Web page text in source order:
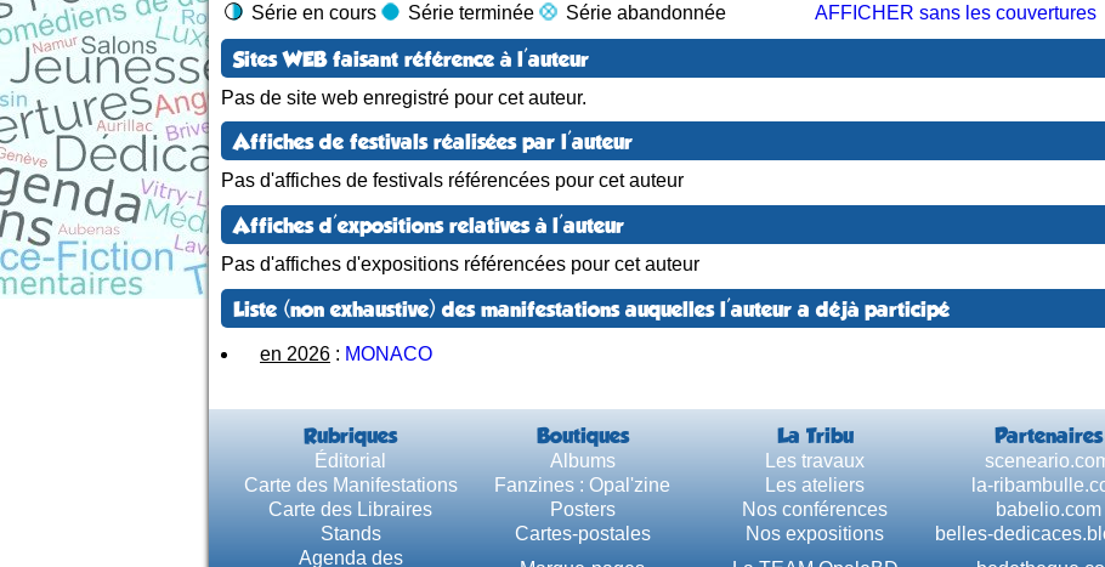
Série en cours Série terminée Série abandonnée AFFICHER sans les couvertures
Sites WEB faisant référence à l'auteur
Pas de site web enregistré pour cet auteur.
Affiches de festivals réalisées par l'auteur
Pas d'affiches de festivals référencées pour cet auteur
Affiches d'expositions relatives à l'auteur
Pas d'affiches d'expositions référencées pour cet auteur
Liste (non exhaustive) des manifestations auquelles l'auteur a déjà participé
en 2026 : MONACO
Rubriques Boutiques La Tribu Partenaires
Éditorial Albums Les travaux
Carte des Manifestations
Fanzines : Opal'zine Les ateliers la-
Carte des Libraires
Posters Nos conférences babelio.com
Stands
Cartes-postales Nos expositions belles-
Agenda des